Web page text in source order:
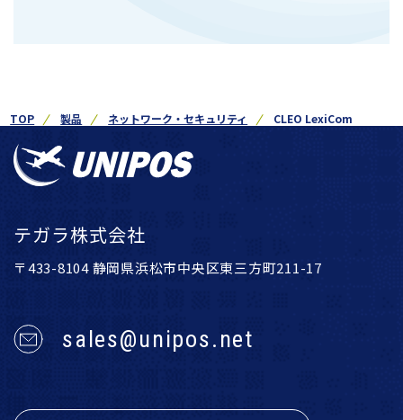
TOP 製品 ネットワーク・セキュリティ CLEO LexiCom
テガラ株式会社
〒433-8104 静岡県浜松市中央区東三方町211-17
sales@unipos.net